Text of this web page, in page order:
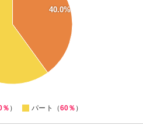
40.0%
％ ） パート（60％ ）